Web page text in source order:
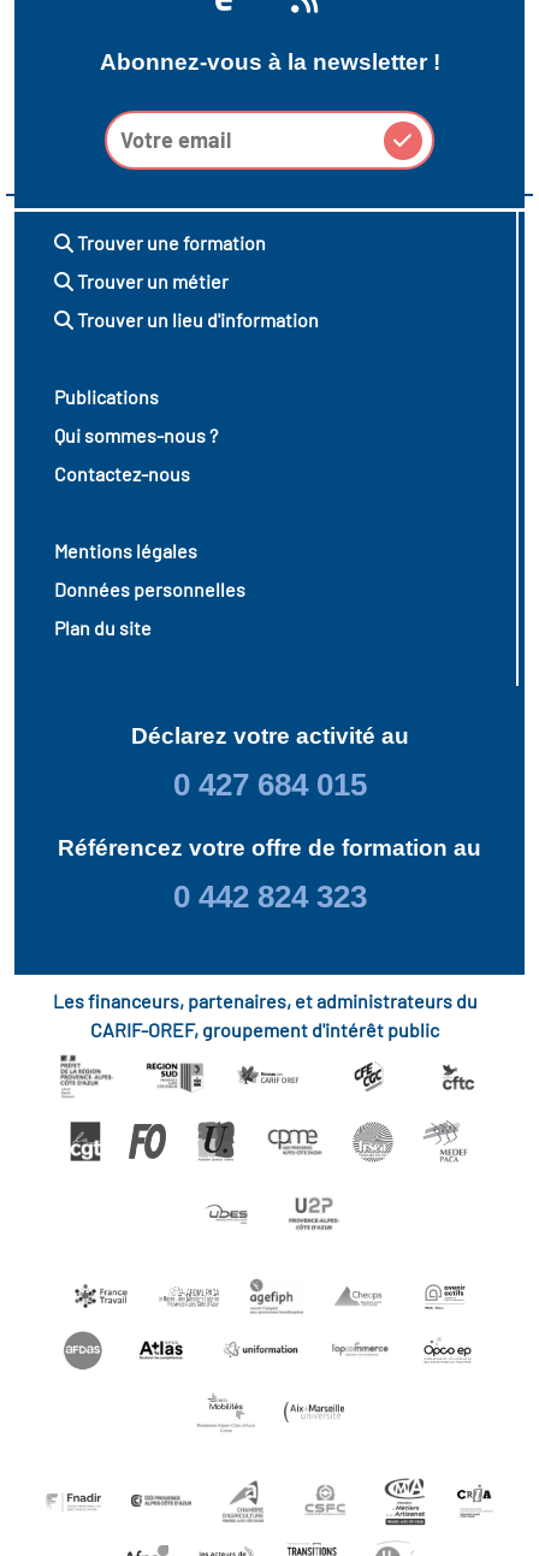
Abonnez-vous à la newsletter !
Trouver une formation
Trouver un métier
Trouver un lieu d'information
Publications
Qui sommes-nous ?
Contactez-nous
Mentions légales
Données personnelles
Plan du site
Déclarez votre activité au
0 427 684 015
Référencez votre offre de formation au
0 442 824 323
Les financeurs, partenaires, et administrateurs du
CARIF-OREF, groupement d'intérêt public